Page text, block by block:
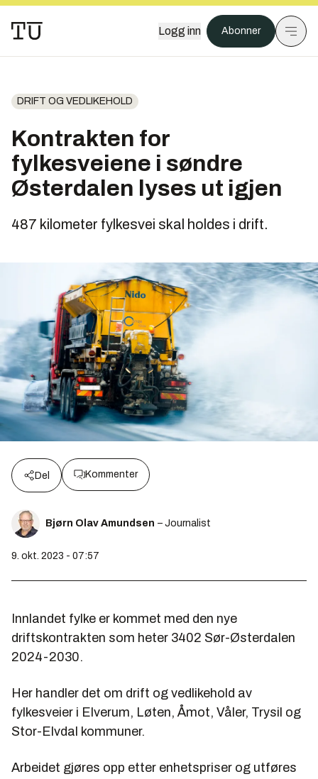
Logg inn Abonner
DRIFT OG VEDLIKEHOLD
Kontrakten for
fylkesveiene i søndre
Østerdalen lyses ut igjen
487 kilometer fylkesvei skal holdes i drift.
Del Kommenter
Bjørn Olav Amundsen – Journalist
9. okt. 2023 - 07:57
Innlandet fylke er kommet med den nye
driftskontrakten som heter 3402 Sør-Østerdalen
2024-2030.
Her handler det om drift og vedlikehold av
fylkesveier i Elverum, Løten, Åmot, Våler, Trysil og
Stor-Elvdal kommuner.
Arbeidet gjøres opp etter enhetspriser og utføres